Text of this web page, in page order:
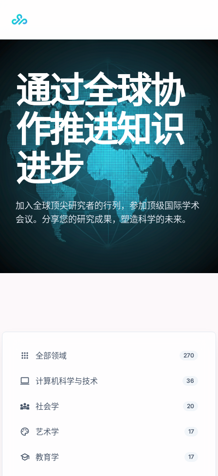
通过全球协
作推进知识
进步
加入全球顶尖研究者的行列，参加顶级国际学术
会议。分享您的研究成果，塑造科学的未来。
apps 全部领域 270
computer 计算机科学与技术 36
diversity_3 社会学 20
palette 艺术学 17
school 教育学 17